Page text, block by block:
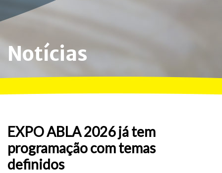
Notícias
EXPO ABLA 2026 já tem
programação com temas
definidos